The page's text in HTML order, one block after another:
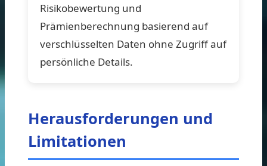
Risikobewertung und
Prämienberechnung basierend auf
verschlüsselten Daten ohne Zugriff auf
persönliche Details.
Herausforderungen und
Limitationen